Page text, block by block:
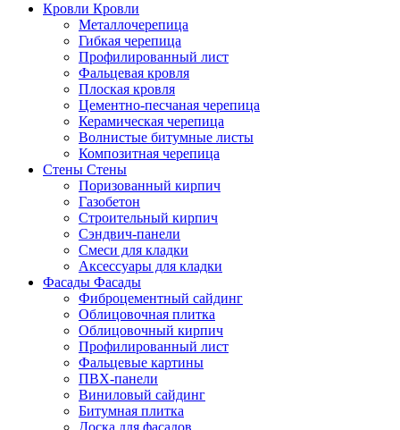
Кровли Кровли
Металлочерепица
Гибкая черепица
Профилированный лист
Фальцевая кровля
Плоская кровля
Цементно-песчаная черепица
Керамическая черепица
Волнистые битумные листы
Композитная черепица
Стены Стены
Поризованный кирпич
Газобетон
Строительный кирпич
Сэндвич-панели
Смеси для кладки
Аксессуары для кладки
Фасады Фасады
Фиброцементный сайдинг
Облицовочная плитка
Облицовочный кирпич
Профилированный лист
Фальцевые картины
ПВХ-панели
Виниловый сайдинг
Битумная плитка